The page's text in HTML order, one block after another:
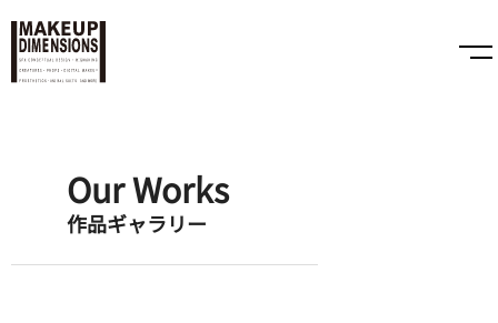
Our Works
作品ギャラリー